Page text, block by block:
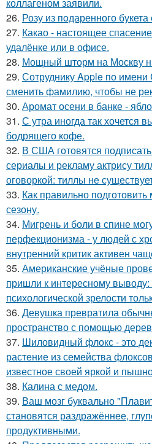
26. Розу из пoдаренного
27. Какао - настоящее
удалёнке или в офисе.
28. Мощный шторм на Москву
29. Сотруднику Apple по
сменить фамилию, чтобы не
30. Аромат осени в банке -
31. С утра иногда так хочется
бодрящего кофе.
32. В США готовятся
сериалы и рекламу актрису
оговоркой: тиллы не
33. Как правильно
сезону.
34. Мигрень и боли в спине
перфекционизма - у людей с
внутренний критик активен
35. Американские учёные
пришли к интересному
психологической зрелости
36. Девушка превратила
пространство с помощью
37. Шиловидный флокс - это
растение из семейства
известное своей яркой и
38. Калина с медом.
39. Ваш мозг буквально
становятся раздражённее,
продуктивными.